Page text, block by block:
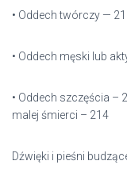
• Oddech twórczy —
• Oddech męski lub
• Oddech szczęścia –
malej śmierci – 214
Dźwięki i pieśni